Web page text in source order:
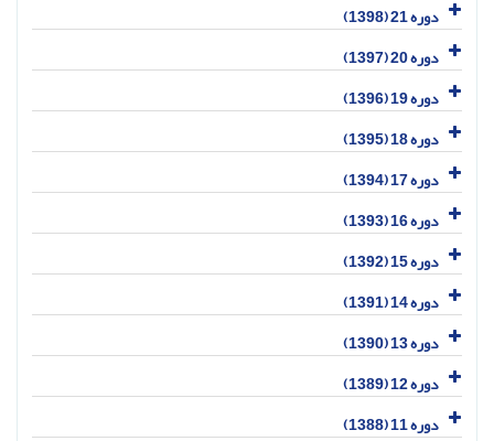
دوره 21 (1398)
دوره 20 (1397)
دوره 19 (1396)
دوره 18 (1395)
دوره 17 (1394)
دوره 16 (1393)
دوره 15 (1392)
دوره 14 (1391)
دوره 13 (1390)
دوره 12 (1389)
دوره 11 (1388)